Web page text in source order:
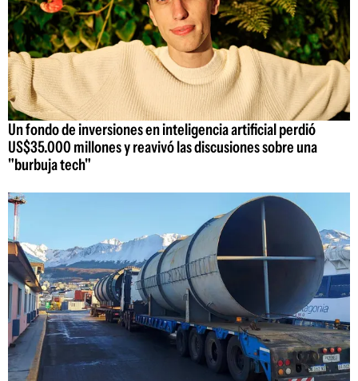
Un fondo de inversiones en inteligencia artificial perdió
US$35.000 millones y reavivó las discusiones sobre una
"burbuja tech"